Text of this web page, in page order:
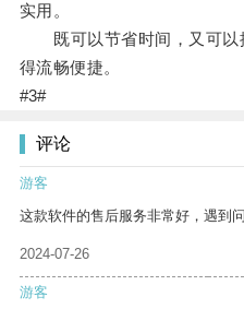
实用。
既可以节省时间，又可以
得流畅便捷。
#3#
评论
游客
这款软件的售后服务非常好，遇到
2024-07-26
游客